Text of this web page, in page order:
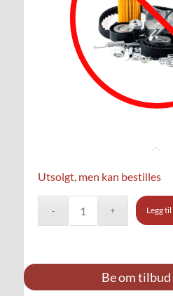
Utsolgt, men kan bestilles
Legg
Be om